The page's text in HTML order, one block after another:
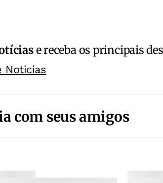
e receba os principais
Noticias
com seus amigos